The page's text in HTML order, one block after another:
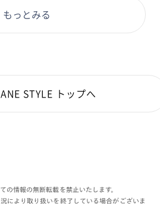
もっとみる
STYLE トップへ
の情報の無断転載を禁止いたします。
により取り扱いを終了している場合がございま